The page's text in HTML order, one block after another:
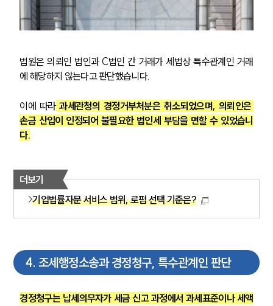
법원은 의뢰인 법인과 C법인 간 거래가 세법상 특수관계인 거래
에 해당하지 않는다고 판단했습니다.
이에 따라 과세관청의 경정거부처분은 취소되었으며, 의뢰인은
손금 산입이 인정되어 불필요한 법인세 부담을 면할 수 있었습니
다.
더보기
기업법률자문 서비스 범위, 로펌 선택 기준은?
4. 조세행정소송과 경정청구, 특수관계인 판단
경정청구는 납세의무자가 세금 신고 과정에서 과세표준이나 세액